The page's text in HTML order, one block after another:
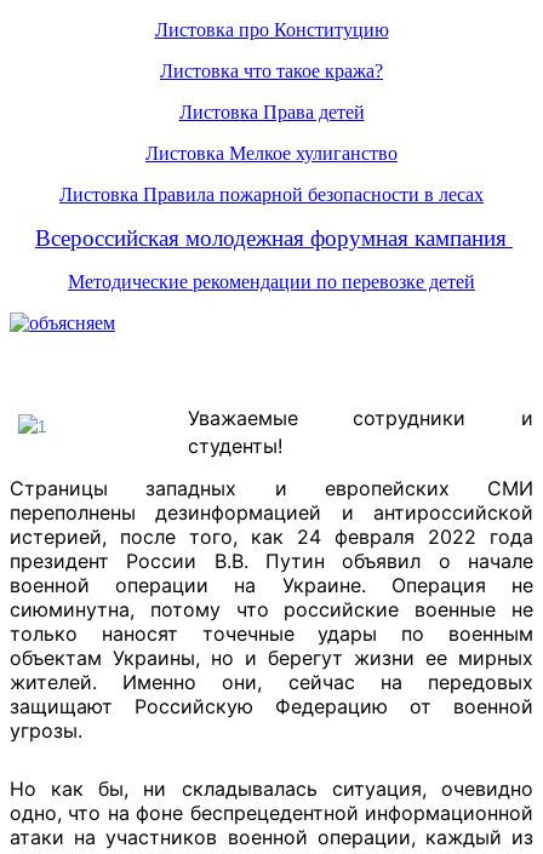
Листовка про Конституцию
Листовка что такое кража?
Листовка Права детей
Листовка Мелкое хулиганство
Листовка Правила пожарной безопасности в лесах
Всероссийская молодежная форумная кампания
Методические рекомендации по перевозке детей
Уважаемые сотрудники и
студенты!
Страницы западных и европейских СМИ
переполнены дезинформацией и антироссийской
истерией, после того, как 24 февраля 2022 года
президент России В.В. Путин объявил о начале
военной операции на Украине. Операция не
сиюминутна, потому что российские военные не
только наносят точечные удары по военным
объектам Украины, но и берегут жизни ее мирных
жителей. Именно они, сейчас на передовых
защищают Российскую Федерацию от военной
угрозы.
Но как бы, ни складывалась ситуация, очевидно
одно, что на фоне беспрецедентной информационной
атаки на участников военной операции, каждый из